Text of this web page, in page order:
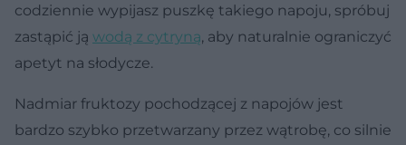
codziennie wypijasz puszkę takiego napoju, spróbuj
zastąpić ją wodą z cytryną, aby naturalnie ograniczyć
apetyt na słodycze.
Nadmiar fruktozy pochodzącej z napojów jest
bardzo szybko przetwarzany przez wątrobę, co silnie